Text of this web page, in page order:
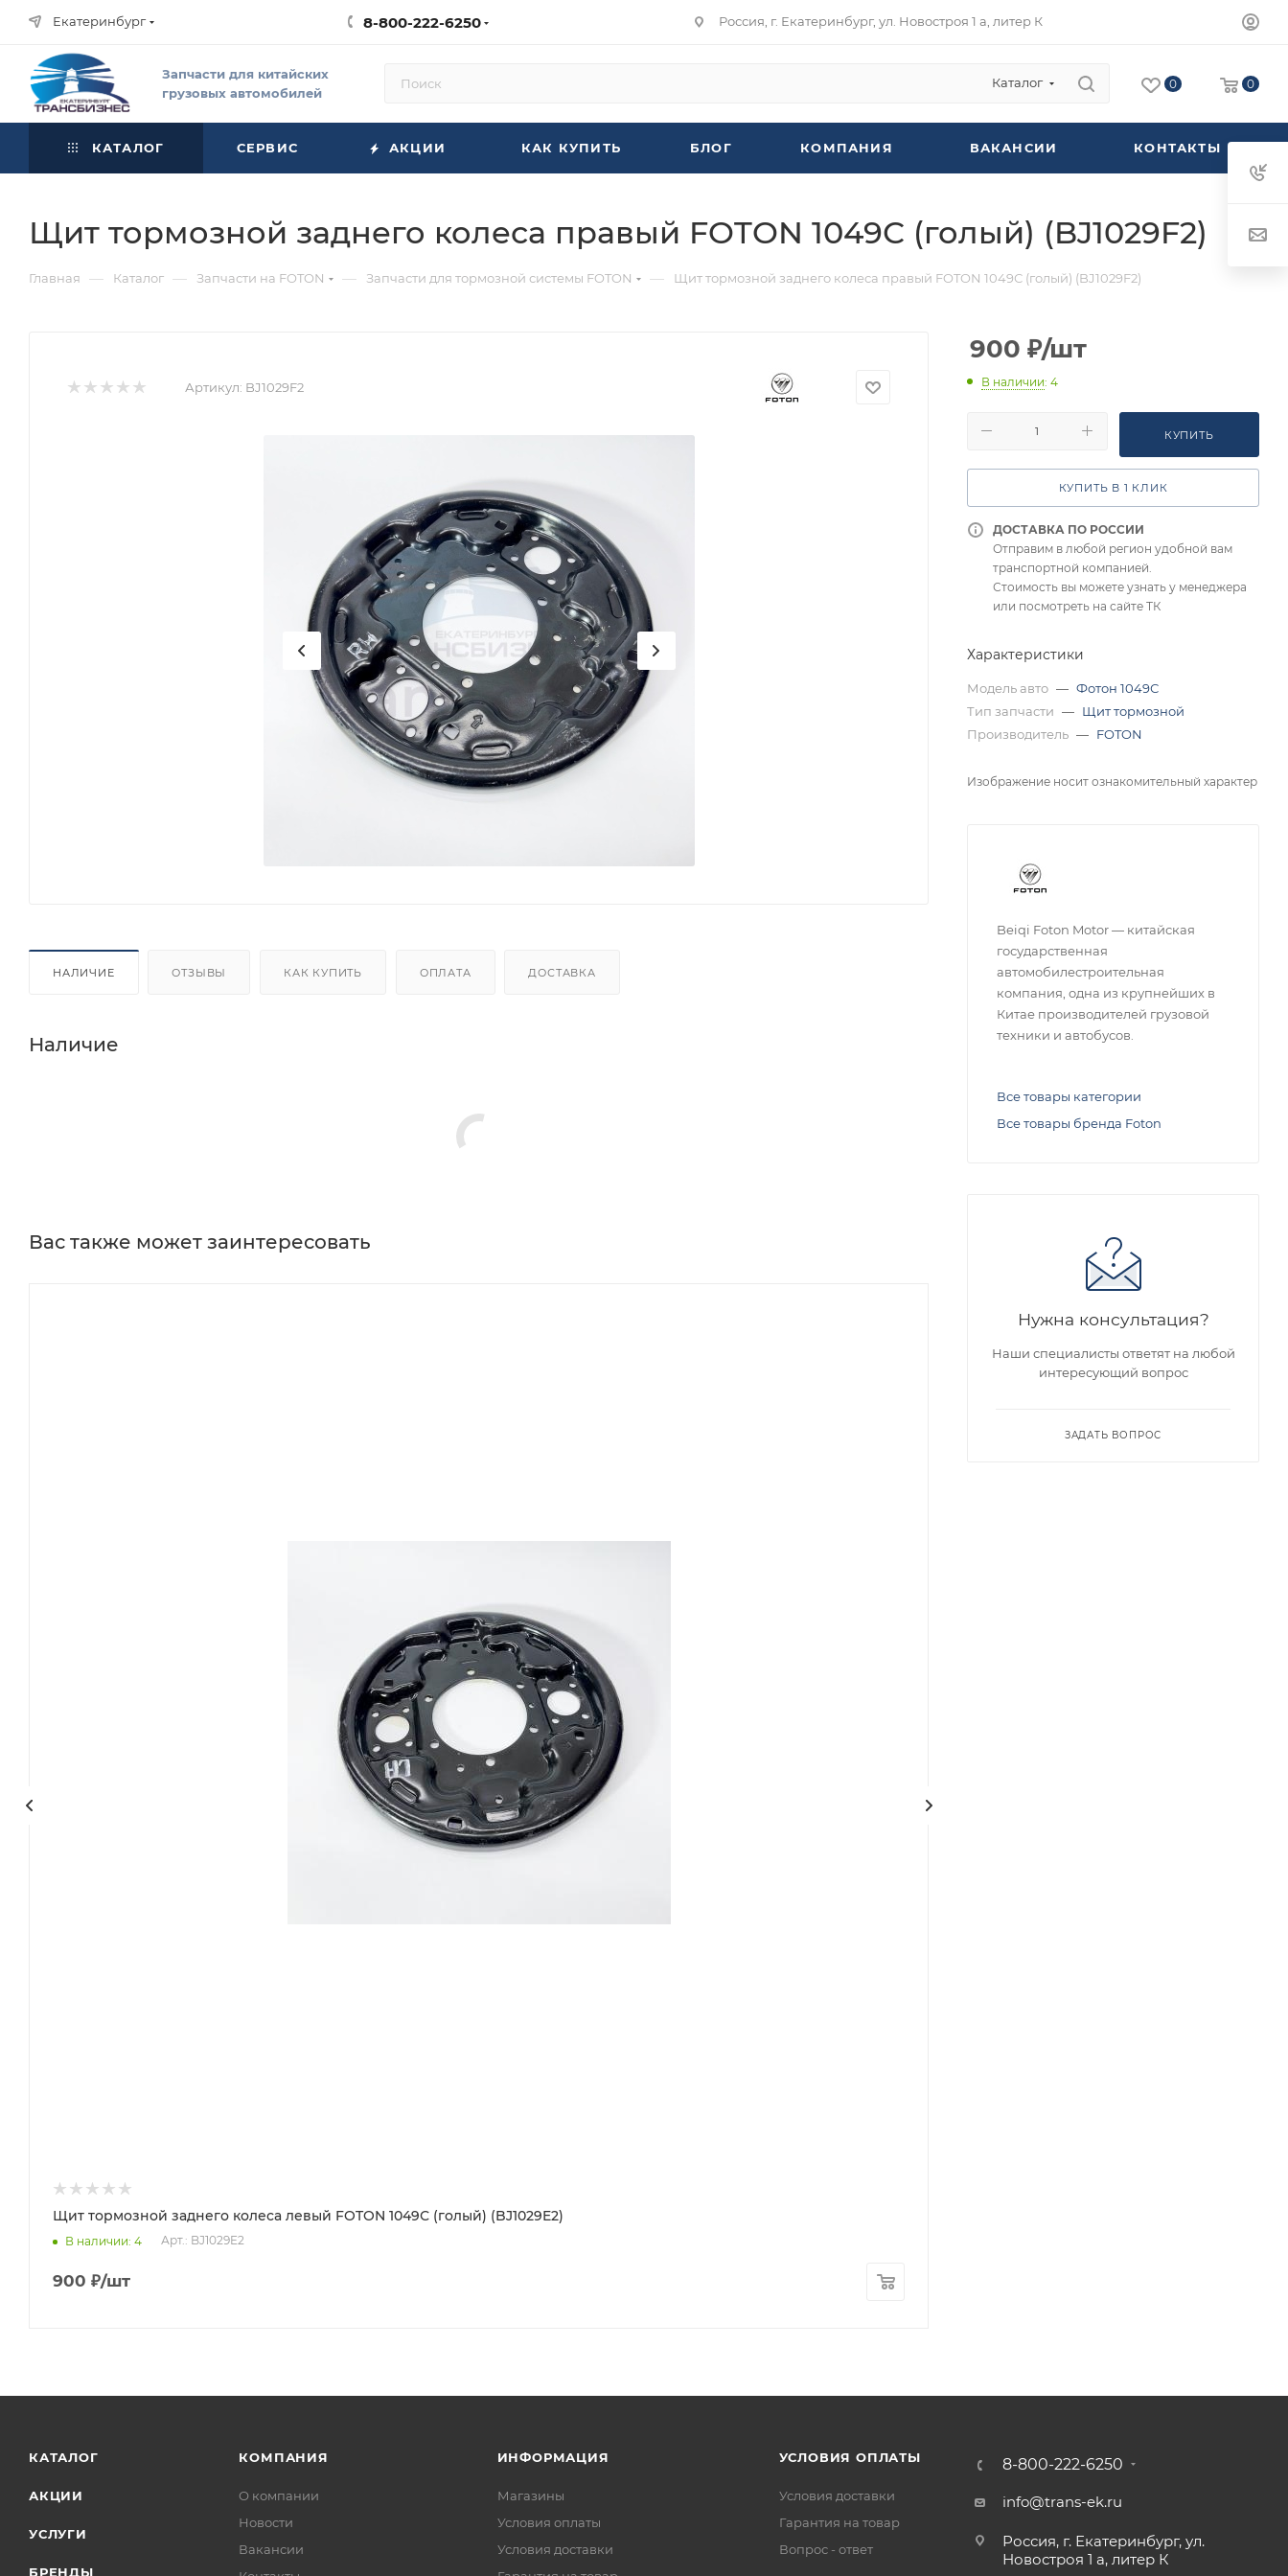
Екатеринбург 8-800-222-6250 Россия, г. Екатеринбург, ул. Новостроя 1 а, литер К
Запчасти для китайских
грузовых автомобилей
Каталог 0 0
КАТАЛОГ СЕРВИС АКЦИИ КАК КУПИТЬ БЛОГ КОМПАНИЯ ВАКАНСИИ КОНТАКТЫ
Щит тормозной заднего колеса правый FOTON 1049С (голый) (BJ1029F2)
Главная — Каталог — Запчасти на FOTON — Запчасти для тормозной системы FOTON — Щит тормозной заднего колеса правый FOTON 1049С (голый) (BJ1029F2)
Артикул: BJ1029F2
НАЛИЧИЕ ОТЗЫВЫ КАК КУПИТЬ ОПЛАТА ДОСТАВКА
Наличие
Вас также может заинтересовать
Щит тормозной заднего колеса левый FOTON 1049С (голый) (BJ1029E2)
В наличии: 4 Арт.: BJ1029E2
900 ₽/шт
900 ₽/шт
В наличии: 4
КУПИТЬ
КУПИТЬ В 1 КЛИК
ДОСТАВКА ПО РОССИИ
Отправим в любой регион удобной вам
транспортной компанией.
Стоимость вы можете узнать у менеджера
или посмотреть на сайте ТК
Характеристики
Модель авто — Фотон 1049С
Тип запчасти — Щит тормозной
Производитель — FOTON
Изображение носит ознакомительный характер
Beiqi Foton Motor — китайская
государственная
автомобилестроительная
компания, одна из крупнейших в
Китае производителей грузовой
техники и автобусов.
Все товары категории
Все товары бренда Foton
Нужна консультация?
Наши специалисты ответят на любой
интересующий вопрос
ЗАДАТЬ ВОПРОС
КАТАЛОГ
АКЦИИ
УСЛУГИ
БРЕНДЫ
КОМПАНИЯ
О компании
Новости
Вакансии
ИНФОРМАЦИЯ
Магазины
Условия оплаты
Условия доставки
УСЛОВИЯ ОПЛАТЫ
Условия доставки
Гарантия на товар
Вопрос - ответ
8-800-222-6250
info@trans-ek.ru
Россия, г. Екатеринбург, ул.
Новостроя 1 а, литер К